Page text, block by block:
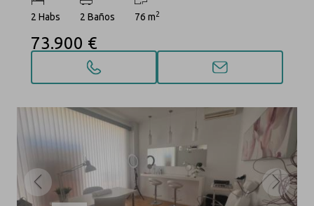
2 Habs 2 Baños 76 m2
73.900 €